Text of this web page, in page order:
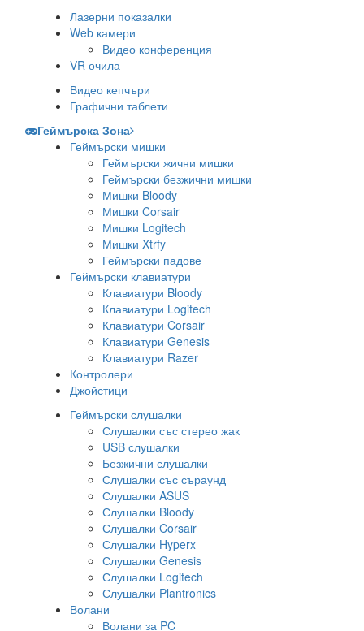
Лазерни показалки
Web камери
Видео конференция
VR очила
Видео кепчъри
Графични таблети
Геймърска Зона
Геймърски мишки
Геймърски жични мишки
Геймърски безжични мишки
Мишки Bloody
Мишки Corsair
Мишки Logitech
Мишки Xtrfy
Геймърски падове
Геймърски клавиатури
Клавиатури Bloody
Клавиатури Logitech
Клавиатури Corsair
Клавиатури Genesis
Клавиатури Razer
Контролери
Джойстици
Геймърски слушалки
Слушалки със стерео жак
USB слушалки
Безжични слушалки
Слушалки със съраунд
Слушалки ASUS
Слушалки Bloody
Слушалки Corsair
Слушалки Hyperx
Слушалки Genesis
Слушалки Logitech
Слушалки Plantronics
Волани
Волани за PC